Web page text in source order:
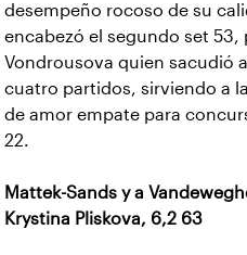
desempeño rocoso de su
encabezó el segundo set 53,
Vondrousova quien sacudió a
cuatro partidos, sirviendo a
de amor empate para
22.
Mattek-Sands y a
Krystina Pliskova, 6,2 63